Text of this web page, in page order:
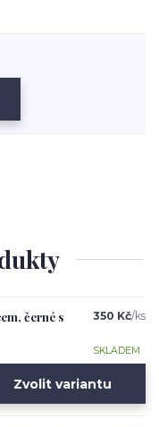
černé s
350 Kč/ks
SKLADEM
Zvolit variantu